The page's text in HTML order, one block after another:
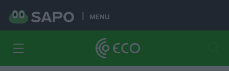
MENU